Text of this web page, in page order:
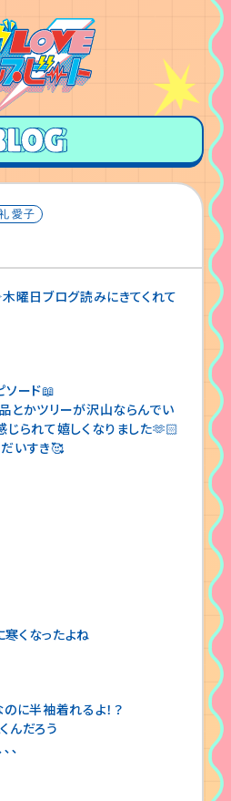
愛子
曜日ブログ読みにきてくれて
ソード📖
とかツリーが沢山ならんでい
じられて嬉しくなりました🫶🏻
いすき🥰
くなったよね
に半袖着れるよ！？
んだろう
､